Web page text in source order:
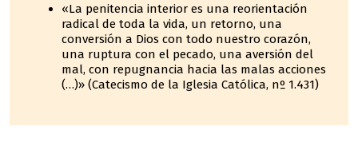
«La penitencia interior es una reorientación
radical de toda la vida, un retorno, una
conversión a Dios con todo nuestro corazón,
una ruptura con el pecado, una aversión del
mal, con repugnancia hacia las malas acciones
(…)» (Catecismo de la Iglesia Católica, nº 1.431)